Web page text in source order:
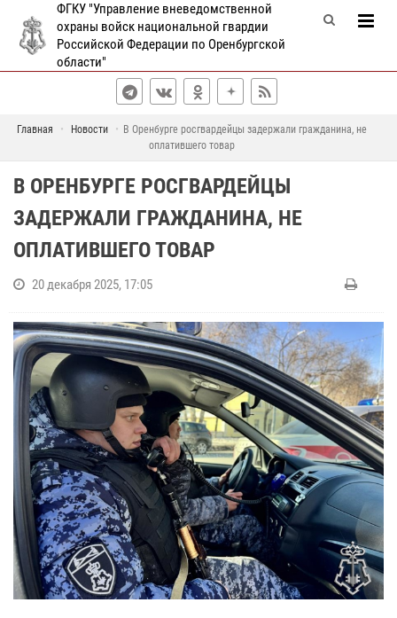
ФГКУ "Управление вневедомственной
охраны войск национальной гвардии
Российской Федерации по Оренбургской
области"
Главная Новости
В Оренбурге росгвардейцы задержали гражданина, не
оплатившего товар
В ОРЕНБУРГЕ РОСГВАРДЕЙЦЫ
ЗАДЕРЖАЛИ ГРАЖДАНИНА, НЕ
ОПЛАТИВШЕГО ТОВАР
20 декабря 2025, 17:05